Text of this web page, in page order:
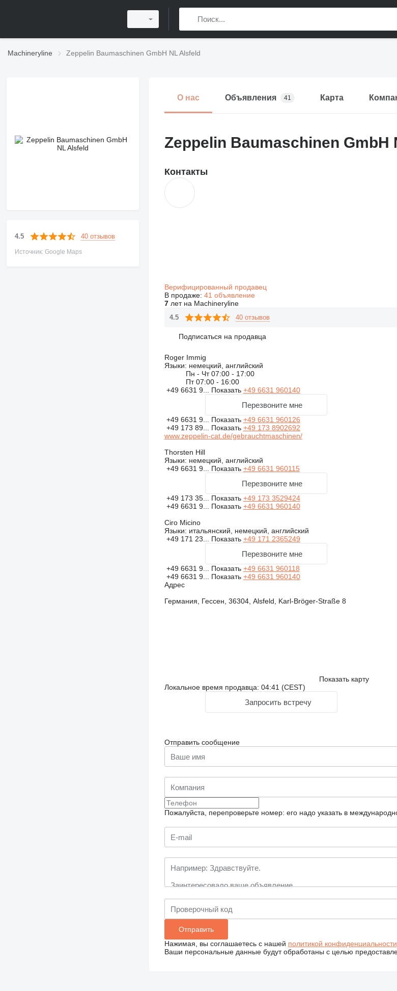
Machineryline Zeppelin Baumaschinen GmbH NL Alsfeld
4.5 40 отзывов
Источник: Google Maps
О нас Объявления 41 Карта
Zeppelin Baumaschinen GmbH
Контакты
Верифицированный продавец
В продаже: 41 объявление
7лет на Machineryline
4.5 40 отзывов
Подписаться на продавца
Roger Immig
Языки: немецкий, английский
Пн - Чт07:00 - 17:00
Пт07:00 - 16:00
+49 6631 9... Показать +49 6631 960140
Перезвоните мне
+49 6631 9... Показать +49 6631 960126
+49 173 89... Показать +49 173 8902692
www.zeppelin-cat.de/gebrauchtmaschinen/
Thorsten Hill
Языки: немецкий, английский
+49 6631 9... Показать +49 6631 960115
Перезвоните мне
+49 173 35... Показать +49 173 3529424
+49 6631 9... Показать +49 6631 960140
Ciro Micino
Языки: итальянский, немецкий, английский
+49 171 23... Показать +49 171 2365249
Перезвоните мне
+49 6631 9... Показать +49 6631 960118
+49 6631 9... Показать +49 6631 960140
Адрес
Германия, Гессен, 36304, Alsfeld, Karl-Bröger-Straße 8
Показать карту
Локальное время продавца: 04:41 (CEST)
Запросить встречу
Отправить сообщение
Пожалуйста, перепроверьте номер: его надо указать в
Нажимая, вы соглашаетесь с нашей политикой конфиденциальности
Ваши персональные данные будут обработаны с целью